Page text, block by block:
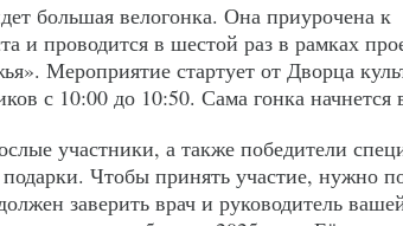
большая велогонка. Она приурочена к
и проводится в шестой раз в рамках
Мероприятие стартует от Дворца
с 10:00 до 10:50. Сама гонка начнется
участники, а также победители
Чтобы принять участие, нужно
заверить врач и руководитель